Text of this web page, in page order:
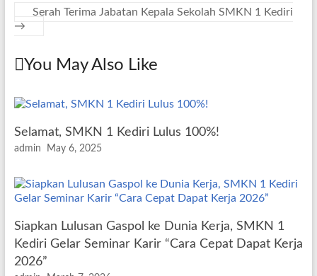
Serah Terima Jabatan Kepala Sekolah SMKN 1 Kediri
→
You May Also Like
Selamat, SMKN 1 Kediri Lulus 100%!
admin May 6, 2025
Siapkan Lulusan Gaspol ke Dunia Kerja, SMKN 1
Kediri Gelar Seminar Karir “Cara Cepat Dapat Kerja
2026”